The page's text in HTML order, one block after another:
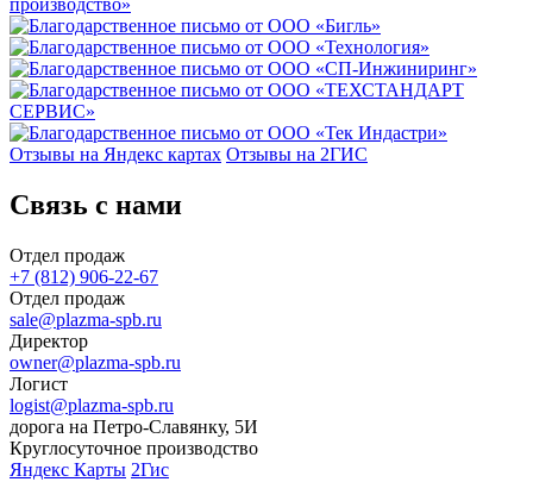
Отзывы на Яндекс картах Отзывы на 2ГИС
Связь с нами
Отдел продаж
+7 (812) 906-22-67
Отдел продаж
sale@plazma-spb.ru
Директор
owner@plazma-spb.ru
Логист
logist@plazma-spb.ru
дорога на Петро-Славянку, 5И
Круглосуточное производство
Яндекс Карты 2Гис